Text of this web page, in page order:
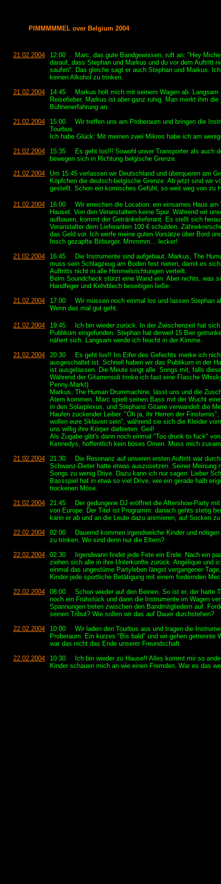
PIMMMMMEL over Belgium 2004
21.02.2004 12:00
Marc, das gute Bandgewissen, ruft an: "Hey
darauf, dass Stephan und Markus und du vor dem Auftritt
saufen". Das gleiche sagt er auch Stephan und Markus.
keinen Alkohol zu trinken.
21.02.2004
14:45
Markus holt mich mit seinem Wagen ab.
Reisefieber. Markus ist aber ganz ruhig. Man merkt ihm die
Bühnenerfahrung an.
21.02.2004
15:00
Wir treffen uns am Proberaum und bringen die
Tourbus.
Ich habe Glück: Mit meinen zwei Mikros habe ich am
21.02.2004
15:35
Es geht los!!! Sowohl unser Transporter als auch
bewegen sich in Richtung belgische Grenze.
21.02.2004
Um 15:45 verlassen wir Deutschland und überqueren am
Köpfchen die deutsch-belgische Grenze. Ab jetzt sind wir
gestellt. Schon ein komisches Gefühl, so weit weg von zu
21.02.2004 16:00
Wir erreichen die Location: ein einsames Haus am
Hauset. Von den Veranstaltern keine Spur. Während wir
aufbauen, kommt der Getränkelieferant. Es stellt sich
Veranstalter dem Lieferanten 100 € schulden.
das Geld vor. Ich werfe meine guten Vorsätze über Bord
frisch gezapfte Bitburger. Mmmmm... lecker!
21.02.2004
16:45
Die Instrumente sind aufgebaut. Markus, The
muss sein Schlagzeug am Boden fest nieten, damit es
Auftritts nicht in alle Himmelsrichtungen verteilt.
Beim Soundcheck stürzt eine Wand ein. Aber nichts, was
Handfeger und Kehrblech beseitigen ließe.
21.02.2004
17:00
Wir müssen noch einmal los und lassen Stephan
Wenn das mal gut geht.
21.02.2004 19:45
Ich bin wieder zurück. In der Zwischenzeit hat
Publikum eingefunden. Stephan hat derweil 15 Bier
nähert sich. Langsam werde ich feucht in der Kimme.
21.02.2004
20:30
Es geht los!! Im Eifer des Gefechts merke ich
ausgeschaltet ist. Schnell haben wir das Publikum in der
ist ausgelassen. Die Meute singt alle Songs mit, falls
Während der Gitarrensoli trinke ich fast eine Flasche
Penny-Markt).
Markus, The Human Drummachine, lässt uns und die
Atem kommen. Marc spielt seinen Bass mit der Wucht
in den Solarplexus, und Stephans Gitarre verwandelt die
Haufen zuckender Leiber. "Oh ja, ihr Herren der
wollen eure Sklaven sein", während sie sich die Kleider
uns willig ihre Körper darbieten. Geil!
Als Zugabe gibt's dann noch einmal "Too drunk to fuck"
Kennedys, hoffentlich kein böses Omen. Muss mich
21.02.2004
21:30
Die Resonanz auf unseren ersten Auftritt war
Schwanz-Dieter hatte etwas auszusetzen. Seiner Meinung
Songs zu wenig Drive. Dazu kann ich nur sagen: Lieber
Bassspiel hat in etwa so viel Drive, wie ein gerade halb
trockenen Möse.
21.02.2004
21:45
Der gedungene DJ eröffnet die Aftershow-Party
von Europe. Der Titel ist Programm: danach gehts stetig
kann er ab und an die Leute dazu animieren, auf Socken
22.02.2004
02:00
Dauernd kommen irgendwelche Kinder und
zu trinken. Wo sind denn nur die Eltern?
22.02.2004
02:30
Irgendwann findet jede Fete ein Ende. Nach ein
ziehen sich alle in ihre Unterkünfte zurück. Angélique und
einmal das ungestüme Partyleben längst vergangener
Kinder jede sportliche Betätigung mit einem fordernden
22.02.2004
08:00
Schon wieder auf den Beinen. So ist er, der harte
noch ein Frühstück und dann die Instrumente im Wagen
Spannungen treten zwischen den Bandmitgliedern auf.
seinen Tribut? Wie sollen wir das auf Dauer durchstehen?
22.02.2004
10:00
Wir laden den Tourbus aus und tragen die
Proberaum. Ein kurzes "Bis bald" und wir gehen getrennte
war das nicht das Ende unserer Freundschaft.
22.02.2004
10:30
Ich bin wieder zu Hause!! Alles kommt mir so
Kinder schauen mich an wie einen Fremden. War es das